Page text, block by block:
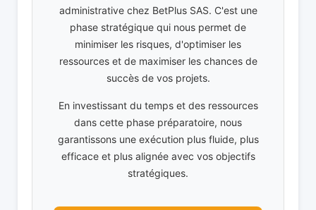
administrative chez BetPlus SAS. C'est une
phase stratégique qui nous permet de
minimiser les risques, d'optimiser les
ressources et de maximiser les chances de
succès de vos projets.
En investissant du temps et des ressources
dans cette phase préparatoire, nous
garantissons une exécution plus fluide, plus
efficace et plus alignée avec vos objectifs
stratégiques.